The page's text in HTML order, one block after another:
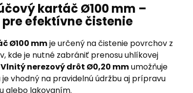
kartáč Ø100 mm –
efektívne čistenie
Ø100 mmje určený na čistenie povrchov z
kde je nutné zabrániť prenosu uhlíkovej
Vlnitý nerezový drôt Ø0,20 mmumožňuje
vhodný na pravidelnú údržbu aj prípravu
alebo lakovaním.